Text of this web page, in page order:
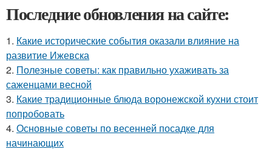
Последние обновления на сайте:
1. Какие исторические события оказали влияние на
развитие Ижевска
2. Полезные советы: как правильно ухаживать за
саженцами весной
3. Какие традиционные блюда воронежской кухни стоит
попробовать
4. Основные советы по весенней посадке для
начинающих